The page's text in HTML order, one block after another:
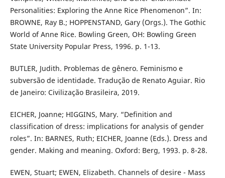
Personalities: Exploring the Anne Rice Phenomenon”. In:
BROWNE, Ray B.; HOPPENSTAND, Gary (Orgs.). The Gothic
World of Anne Rice. Bowling Green, OH: Bowling Green
State University Popular Press, 1996. p. 1-13.
BUTLER, Judith. Problemas de gênero. Feminismo e
subversão de identidade. Tradução de Renato Aguiar. Rio
de Janeiro: Civilização Brasileira, 2019.
EICHER, Joanne; HIGGINS, Mary. “Definition and
classification of dress: implications for analysis of gender
roles”. In: BARNES, Ruth; EICHER, Joanne (Eds.). Dress and
gender. Making and meaning. Oxford: Berg, 1993. p. 8-28.
EWEN, Stuart; EWEN, Elizabeth. Channels of desire - Mass